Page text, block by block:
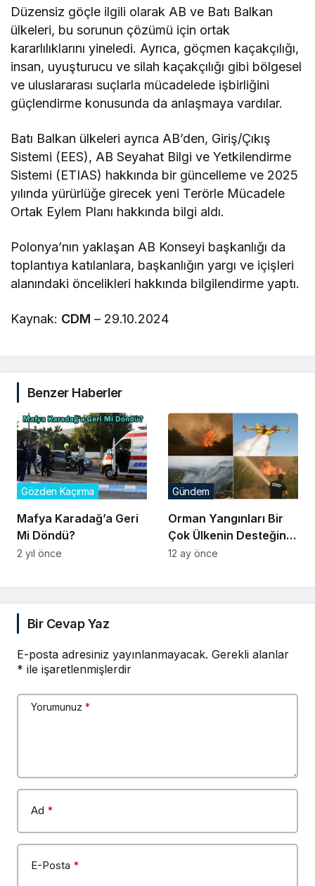
Düzensiz göçle ilgili olarak AB ve Batı Balkan
ülkeleri, bu sorunun çözümü için ortak
kararlılıklarını yineledi. Ayrıca, göçmen kaçakçılığı,
insan, uyuşturucu ve silah kaçakçılığı gibi bölgesel
ve uluslararası suçlarla mücadelede işbirliğini
güçlendirme konusunda da anlaşmaya vardılar.
Batı Balkan ülkeleri ayrıca AB’den, Giriş/Çıkış
Sistemi (EES), AB Seyahat Bilgi ve Yetkilendirme
Sistemi (ETIAS) hakkında bir güncelleme ve 2025
yılında yürürlüğe girecek yeni Terörle Mücadele
Ortak Eylem Planı hakkında bilgi aldı.
Polonya’nın yaklaşan AB Konseyi başkanlığı da
toplantıya katılanlara, başkanlığın yargı ve içişleri
alanındaki öncelikleri hakkında bilgilendirme yaptı.
Kaynak: CDM – 29.10.2024
Benzer Haberler
Mafya Karadağ’a Geri
Mi Döndü?
Gözden Kaçırma
2 yıl önce
Orman Yangınları Bir
Çok Ülkenin Desteğine
Rağmen Devam Ediyor
Gündem
12 ay önce
Bir Cevap Yaz
E-posta adresiniz yayınlanmayacak. Gerekli alanlar
* ile işaretlenmişlerdir
Yorumunuz *
Ad *
E-Posta *